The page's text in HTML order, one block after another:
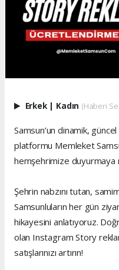
Erkek Kadın (Haberi
Samsun’un dinamik,
platformu Memleket
hemşehrimize duyurmaya
Şehrin nabzını tutan,
Samsunluların her gün
hikayesini anlatıyoruz.
olan Instagram Story
satışlarınızı artırın!